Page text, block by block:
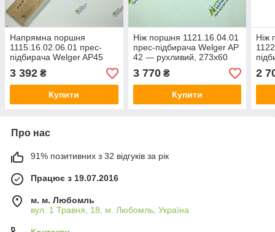
Напрямна поршня
1115.16.02.06.01 прес-
підбирача Welger AP45
3 392 ₴
Купити
Ніж поршня 1121.16.04.01
прес-підбирача Welger AP
42 — рухливий, 273х60
3 770₴
Купити
Ніж
2
Про нас
91% позитивних з 32 відгуків за рік
Працює з 19.07.2016
м. м. Любомль
вул. 1 Травня, 18, м. Любомль, Україна